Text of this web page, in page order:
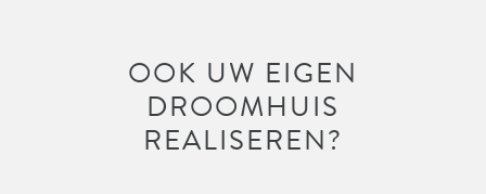
OOK UW EIGEN
DROOMHUIS
REALISEREN?